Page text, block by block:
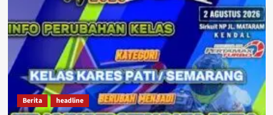
Berita headline